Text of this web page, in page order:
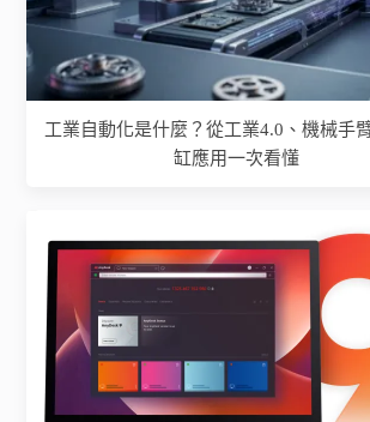
工業自動化是什麼？從工業4.0、機械手
缸應用一次看懂